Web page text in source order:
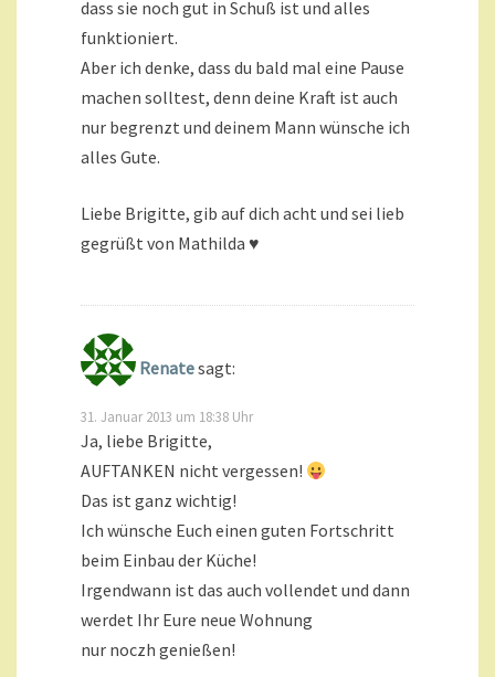
dass sie noch gut in Schuß ist und alles
funktioniert.
Aber ich denke, dass du bald mal eine Pause
machen solltest, denn deine Kraft ist auch
nur begrenzt und deinem Mann wünsche ich
alles Gute.
Liebe Brigitte, gib auf dich acht und sei lieb
gegrüßt von Mathilda ♥
Renatesagt:
31. Januar 2013 um 18:38 Uhr
Ja, liebe Brigitte,
AUFTANKEN nicht vergessen!
Das ist ganz wichtig!
Ich wünsche Euch einen guten Fortschritt
beim Einbau der Küche!
Irgendwann ist das auch vollendet und dann
werdet Ihr Eure neue Wohnung
nur noczh genießen!